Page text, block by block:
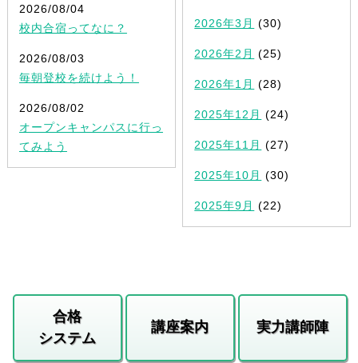
2026/08/04
校内合宿ってなに？
2026/08/03
毎朝登校を続けよう！
2026/08/02
オープンキャンパスに行っ
てみよう
2026年3月 (30)
2026年2月 (25)
2026年1月 (28)
2025年12月 (24)
2025年11月 (27)
2025年10月 (30)
2025年9月 (22)
合格
システム
講座案内 実力講師陣